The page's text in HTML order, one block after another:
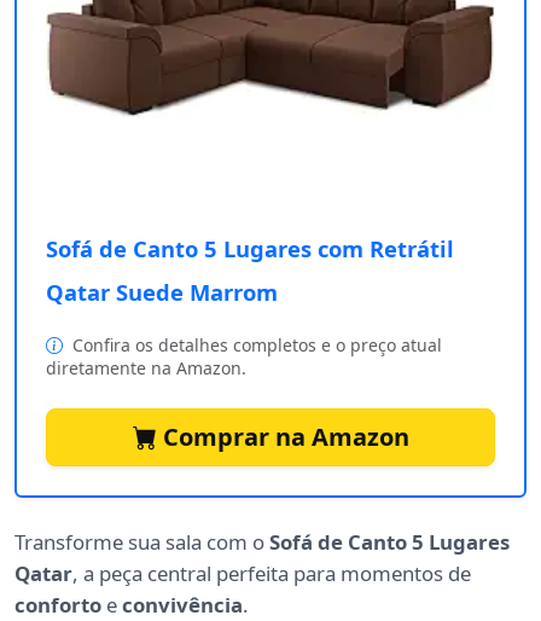
Sofá de Canto 5 Lugares com Retrátil
Qatar Suede Marrom
Confira os detalhes completos e o preço atual
diretamente na Amazon.
Comprar na Amazon
Transforme sua sala com oSofá de Canto 5 Lugares
Qatar, a peça central perfeita para momentos de
conforto econvivência.